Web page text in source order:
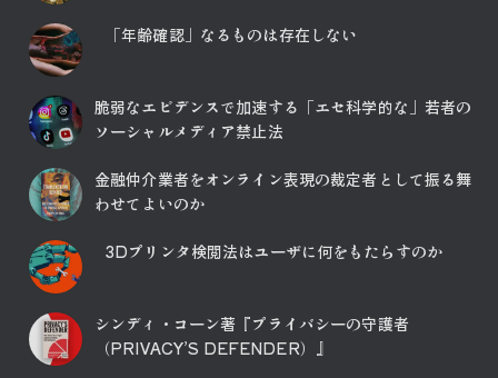
「年齢確認」なるものは存在しない
脆弱なエビデンスで加速する「エセ科学的な」若者の
ソーシャルメディア禁止法
金融仲介業者をオンライン表現の裁定者として振る舞
わせてよいのか
3Dプリンタ検閲法はユーザに何をもたらすのか
シンディ・コーン著『プライバシーの守護者
（PRIVACY’S DEFENDER）』